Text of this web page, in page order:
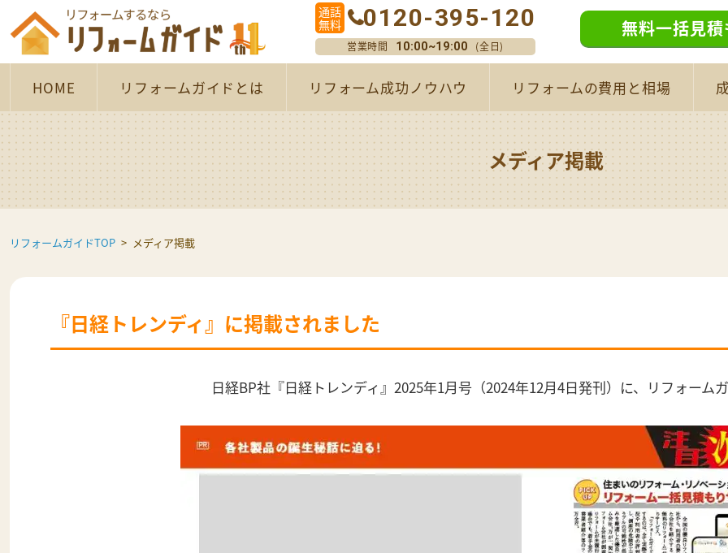
通話
無料
0120-395-120
営業時間 10:00~19:00 (全日)
無料一括見
HOME リフォームガイドとは リフォーム成功ノウハウ リフォームの費用と相場
メディア掲載
リフォームガイドTOP メディア掲載
『日経トレンディ』に掲載されました
日経BP社『日経トレンディ』2025年1月号（2024年12月4日発刊）に、リフォーム